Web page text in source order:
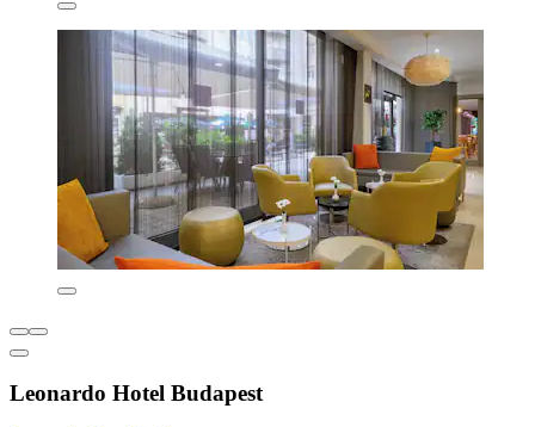
Leonardo Hotel Budapest